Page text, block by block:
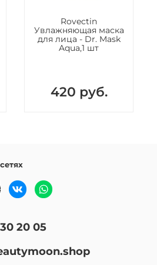
Butyloctyl Salicylate,
Titanium Dioxide,
4
Niacinamide, Caprylyl
Flower/Leaf/Vine Extract,
Seed Oil
Brassylate, Caprylyl
Phenethyl
Rovectin
Увлажняющая маска
для лица - Dr. Mask
Aqua,1 шт
420 руб.
20 05